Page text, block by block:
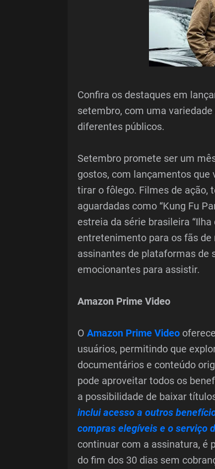
Confira os destaques em
setembro, com uma
diferentes públicos.
Setembro promete ser um
gostos, com lançamentos
tirar o fôlego. Filmes de ação,
aguardadas como “Kung Fu
estreia da série brasileira
entretenimento para os fãs
assinantes de plataformas de
emocionantes para assistir.
Amazon Prime Video
O Amazon Prime Video
usuários, permitindo que
documentários e conteúdo
pode aproveitar todos os
a possibilidade de baixar
inclui acesso a outros
compras elegíveis e o serviço
continuar com a assinatura, é
do fim dos 30 dias sem